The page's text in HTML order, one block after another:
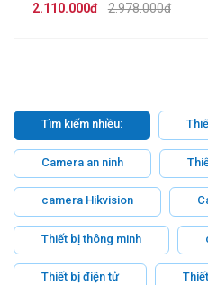
2.978.000đ
2.110.000đ
Tìm kiếm nhiều:
Camera an ninh
camera Hikvision
Thiết bị thông minh
Thiết bị điện tử